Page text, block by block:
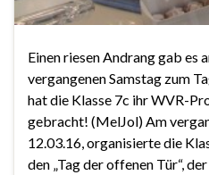
Einen riesen Andrang gab es
vergangenen Samstag zum
hat die Klasse 7c ihr WVR-
gebracht! (MelJol) Am
12.03.16, organisierte die
den „Tag der offenen Tür“,